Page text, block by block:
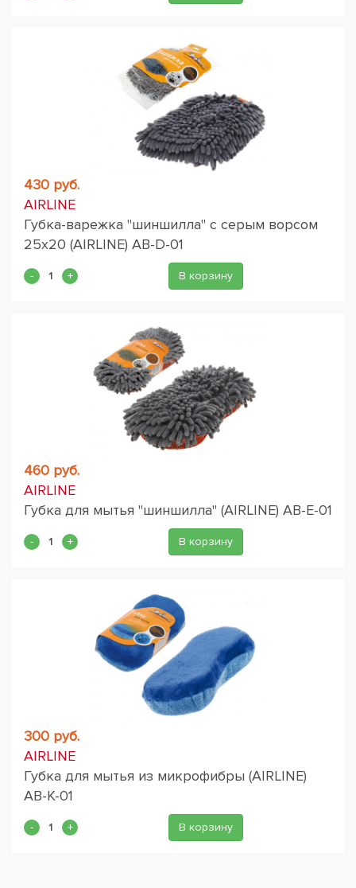
430 руб.
AIRLINE
Губка-варежка "шиншилла" с серым ворсом
25х20 (AIRLINE) AB-D-01
В корзину
460 руб.
AIRLINE
Губка для мытья "шиншилла" (AIRLINE) AB-E-01
В корзину
300 руб.
AIRLINE
Губка для мытья из микрофибры (AIRLINE)
AB-K-01
В корзину